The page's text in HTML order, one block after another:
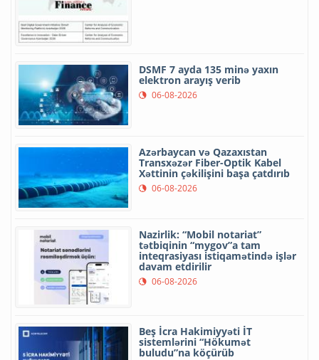
DSMF 7 ayda 135 minə yaxın
elektron arayış verib
06-08-2026
Azərbaycan və Qazaxıstan
Transxəzər Fiber-Optik Kabel
Xəttinin çəkilişini başa çatdırıb
06-08-2026
Nazirlik: “Mobil notariat”
tətbiqinin “mygov”a tam
inteqrasiyası istiqamətində işlər
davam etdirilir
06-08-2026
Beş İcra Hakimiyyəti İT
sistemlərini “Hökumət
buludu”na köçürüb